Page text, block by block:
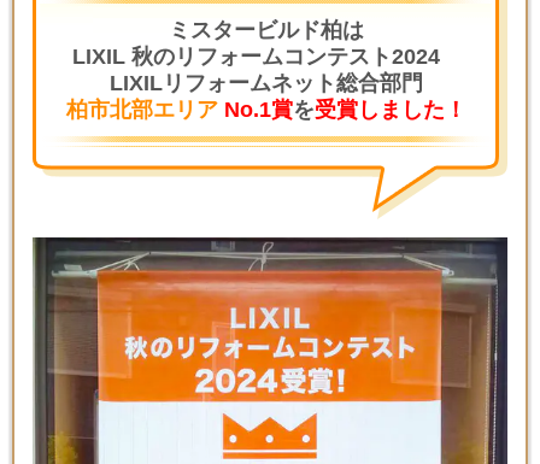
ミスタービルド柏は
LIXIL 秋のリフォームコンテスト2024
LIXILリフォームネット総合部門
柏市北部エリア No.1賞を受賞しました！